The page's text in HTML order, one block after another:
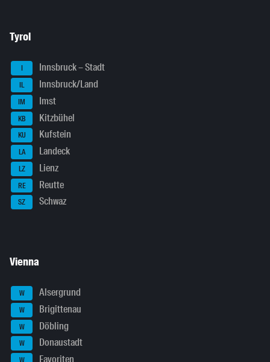
Tyrol
I Innsbruck – Stadt
IL Innsbruck/Land
IM Imst
KB Kitzbühel
KU Kufstein
LA Landeck
LZ Lienz
RE Reutte
SZ Schwaz
Vienna
W Alsergrund
W Brigittenau
W Döbling
W Donaustadt